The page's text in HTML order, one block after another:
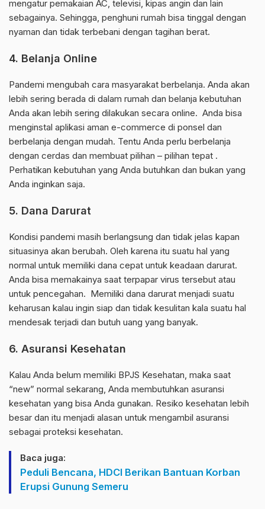
mengatur pemakaian AC, televisi, kipas angin dan lain
sebagainya. Sehingga, penghuni rumah bisa tinggal dengan
nyaman dan tidak terbebani dengan tagihan berat.
4. Belanja Online
Pandemi mengubah cara masyarakat berbelanja. Anda akan
lebih sering berada di dalam rumah dan belanja kebutuhan
Anda akan lebih sering dilakukan secara online. Anda bisa
menginstal aplikasi aman e-commerce di ponsel dan
berbelanja dengan mudah. Tentu Anda perlu berbelanja
dengan cerdas dan membuat pilihan – pilihan tepat .
Perhatikan kebutuhan yang Anda butuhkan dan bukan yang
Anda inginkan saja.
5. Dana Darurat
Kondisi pandemi masih berlangsung dan tidak jelas kapan
situasinya akan berubah. Oleh karena itu suatu hal yang
normal untuk memiliki dana cepat untuk keadaan darurat.
Anda bisa memakainya saat terpapar virus tersebut atau
untuk pencegahan. Memiliki dana darurat menjadi suatu
keharusan kalau ingin siap dan tidak kesulitan kala suatu hal
mendesak terjadi dan butuh uang yang banyak.
6. Asuransi Kesehatan
Kalau Anda belum memiliki BPJS Kesehatan, maka saat
“new” normal sekarang, Anda membutuhkan asuransi
kesehatan yang bisa Anda gunakan. Resiko kesehatan lebih
besar dan itu menjadi alasan untuk mengambil asuransi
sebagai proteksi kesehatan.
Baca juga:
Peduli Bencana, HDCI Berikan Bantuan Korban
Erupsi Gunung Semeru